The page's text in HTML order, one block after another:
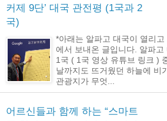
커제 9단’ 대국 관전평 (1국과 2
국)
*아래는 알파고 대국이 열리
에서 보내온 글입니다. 알파
1국 ( 1국 영상 유튜브 링크 )
날까지도 뜨거웠던 하늘에 비
관광지가 무엇...
어르신들과 함께 하는 “스마트